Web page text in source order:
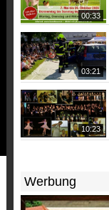
00:33
03:21
10:23
Werbung